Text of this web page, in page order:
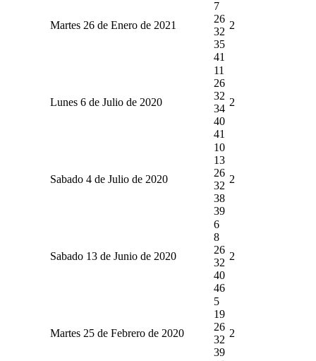
Martes 26 de Enero de 2021
7
26
32
35
41
2
Lunes 6 de Julio de 2020
11
26
32
34
40
41
2
Sabado 4 de Julio de 2020
10
13
26
32
38
39
2
Sabado 13 de Junio de 2020
6
8
26
32
40
46
2
Martes 25 de Febrero de 2020
5
19
26
32
39
2